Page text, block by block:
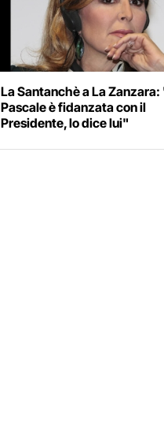
La Santanchè a La Zanzara:
Pascale è fidanzata con il
Presidente, lo dice lui"